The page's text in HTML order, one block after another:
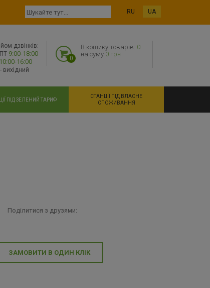
RU UA
дзвінків:
9:00-18:00
10:00-16:00
вихідний
0
В кошику товарів: 0
на суму 0 грн
ПІД ЗЕЛЕНИЙ ТАРИФ
СТАНЦІЇ ПІД ВЛАСНЕ
СПОЖИВАННЯ
Поділитися з друзями:
ЗАМОВИТИ В ОДИН КЛІК